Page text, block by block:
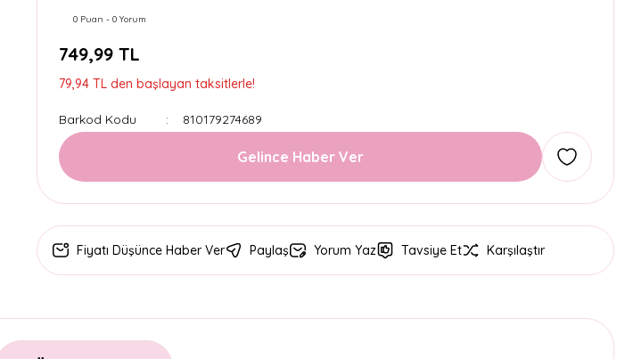
0 Puan - 0 Yorum
749,99 TL
79,94 TL den başlayan taksitlerle!
Barkod Kodu 810179274689
Gelince Haber Ver
Fiyatı Düşünce Haber Ver Paylaş Yorum Yaz Tavsiye Et Karşılaştır